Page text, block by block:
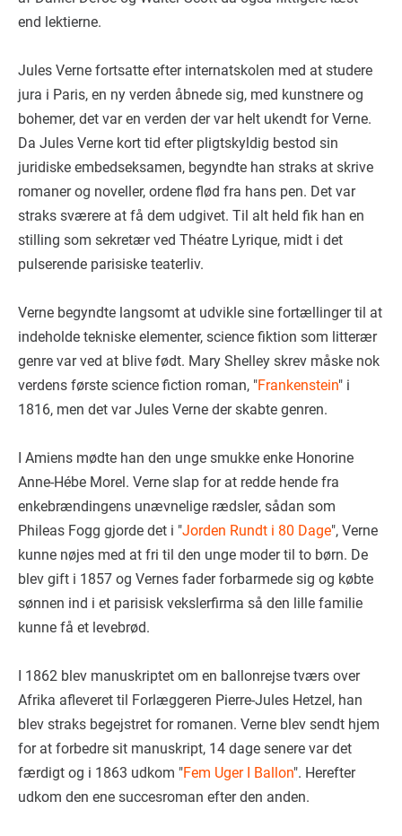
end lektierne.
Jules Verne fortsatte efter internatskolen med at studere
jura i Paris, en ny verden åbnede sig, med kunstnere og
bohemer, det var en verden der var helt ukendt for Verne.
Da Jules Verne kort tid efter pligtskyldig bestod sin
juridiske embedseksamen, begyndte han straks at skrive
romaner og noveller, ordene flød fra hans pen. Det var
straks sværere at få dem udgivet. Til alt held fik han en
stilling som sekretær ved Théatre Lyrique, midt i det
pulserende parisiske teaterliv.
Verne begyndte langsomt at udvikle sine fortællinger til at
indeholde tekniske elementer, science fiktion som litterær
genre var ved at blive født. Mary Shelley skrev måske nok
verdens første science fiction roman, "Frankenstein" i
1816, men det var Jules Verne der skabte genren.
I Amiens mødte han den unge smukke enke Honorine
Anne-Hébe Morel. Verne slap for at redde hende fra
enkebrændingens unævnelige rædsler, sådan som
Phileas Fogg gjorde det i "Jorden Rundt i 80 Dage", Verne
kunne nøjes med at fri til den unge moder til to børn. De
blev gift i 1857 og Vernes fader forbarmede sig og købte
sønnen ind i et parisisk vekslerfirma så den lille familie
kunne få et levebrød.
I 1862 blev manuskriptet om en ballonrejse tværs over
Afrika afleveret til Forlæggeren Pierre-Jules Hetzel, han
blev straks begejstret for romanen. Verne blev sendt hjem
for at forbedre sit manuskript, 14 dage senere var det
færdigt og i 1863 udkom "Fem Uger I Ballon". Herefter
udkom den ene succesroman efter den anden.